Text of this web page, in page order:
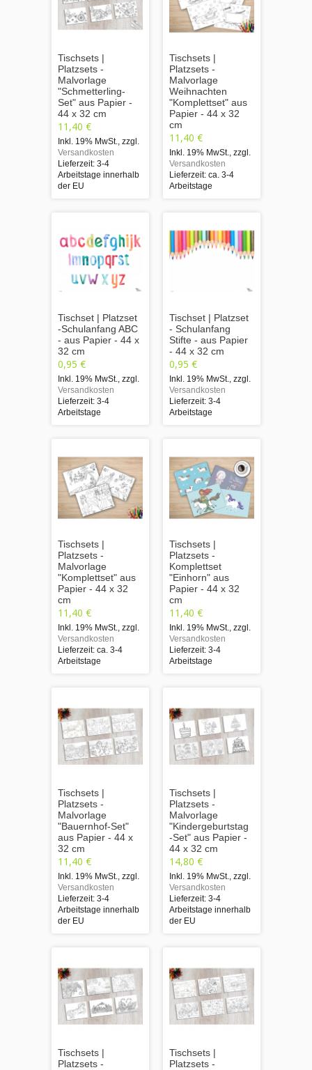
Tischsets |
Platzsets -
Malvorlage
"Schmetterling-
Set" aus Papier -
44 x 32 cm
11,40 €
Inkl. 19% MwSt., zzgl.
Versandkosten
Lieferzeit: 3-4
Arbeitstage innerhalb
der EU
Tischsets |
Platzsets -
Malvorlage
Weihnachten
"Komplettset" aus
Papier - 44 x 32
cm
11,40 €
Inkl. 19% MwSt., zzgl.
Versandkosten
Lieferzeit: ca. 3-4
Arbeitstage
Tischset | Platzset
-Schulanfang ABC
- aus Papier - 44 x
32 cm
0,95 €
Inkl. 19% MwSt., zzgl.
Versandkosten
Lieferzeit: 3-4
Arbeitstage
Tischset | Platzset
- Schulanfang
Stifte - aus Papier
- 44 x 32 cm
0,95 €
Inkl. 19% MwSt., zzgl.
Versandkosten
Lieferzeit: 3-4
Arbeitstage
Tischsets |
Platzsets -
Malvorlage
"Komplettset" aus
Papier - 44 x 32
cm
11,40 €
Inkl. 19% MwSt., zzgl.
Versandkosten
Lieferzeit: ca. 3-4
Arbeitstage
Tischsets |
Platzsets -
Komplettset
"Einhorn" aus
Papier - 44 x 32
cm
11,40 €
Inkl. 19% MwSt., zzgl.
Versandkosten
Lieferzeit: 3-4
Arbeitstage
Tischsets |
Platzsets -
Malvorlage
"Bauernhof-Set"
aus Papier - 44 x
32 cm
11,40 €
Inkl. 19% MwSt., zzgl.
Versandkosten
Lieferzeit: 3-4
Arbeitstage innerhalb
der EU
Tischsets |
Platzsets -
Malvorlage
"Kindergeburtstag
-Set" aus Papier -
44 x 32 cm
14,80 €
Inkl. 19% MwSt., zzgl.
Versandkosten
Lieferzeit: 3-4
Arbeitstage innerhalb
der EU
Tischsets |
Platzsets -
Tischsets |
Platzsets -